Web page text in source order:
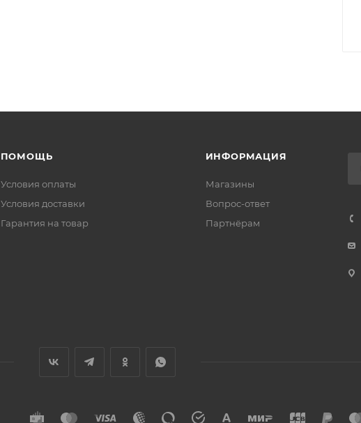
ПОМОЩЬ
Условия оплаты
Условия доставки
Гарантия на товар
ИНФОРМАЦИЯ
Магазины
Вопрос-ответ
Партнёрам